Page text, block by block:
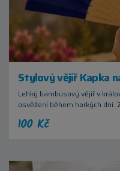
Stylový vějíř Kapka
Lehký bambusový vějíř v
osvěžení během horkých
100 Kč